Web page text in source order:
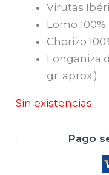
Virutas
Lomo 100%
Chorizo
Longaniza
gr. aprox.)
Sin existencias
Pago